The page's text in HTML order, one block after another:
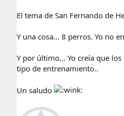
El tema de San Fernando de
Y una cosa... 8 perros. Yo no
Y por último... Yo creía que
tipo de entrenamiento..
Un saludo